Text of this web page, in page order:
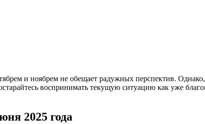
и ноябрем не обещает радужных перспектив. Однако,
воспринимать текущую ситуацию как уже
2025 года